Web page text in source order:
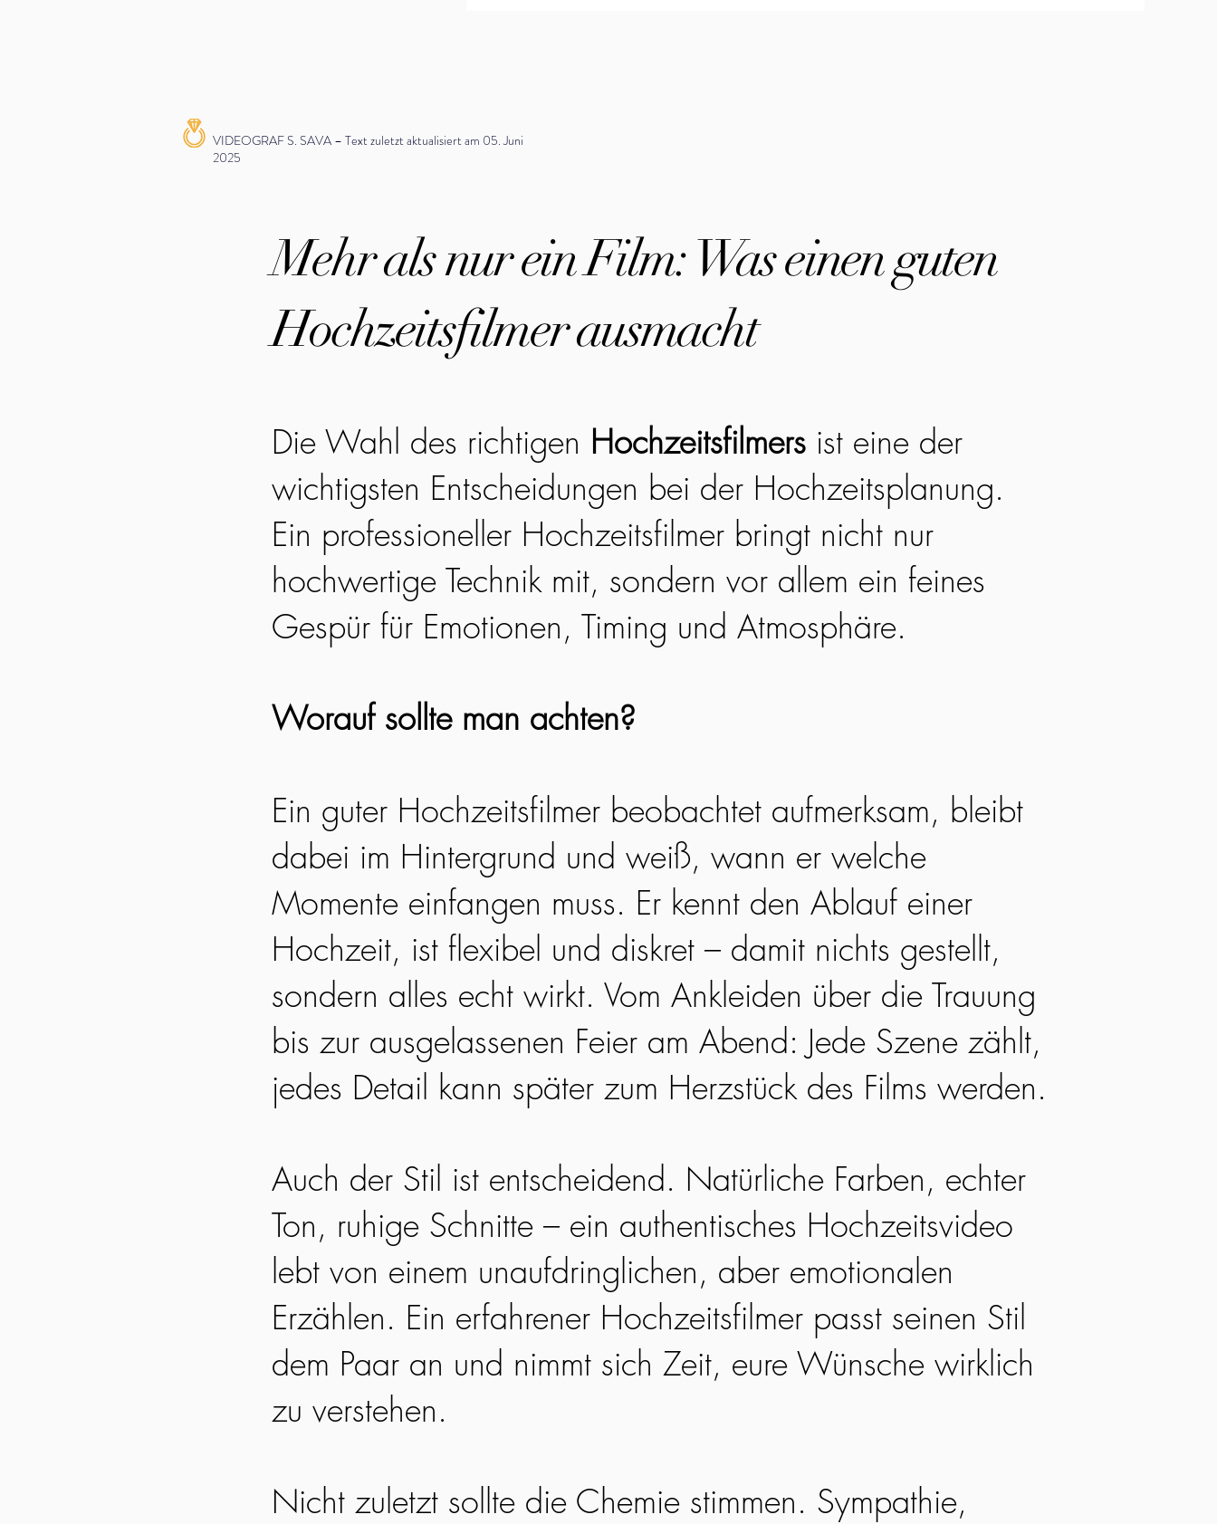
VIDEOGRAF S. SAVA – Text zuletzt aktualisiert am 05. Juni
2025
Mehr als nur ein Film: Was einen guten
Hochzeitsfilmer ausmacht
Die Wahl des richtigen Hochzeitsfilmers ist eine der
wichtigsten Entscheidungen bei der Hochzeitsplanung.
Ein professioneller Hochzeitsfilmer bringt nicht nur
hochwertige Technik mit, sondern vor allem ein feines
Gespür für Emotionen, Timing und Atmosphäre.
Worauf sollte man achten?
Ein guter Hochzeitsfilmer beobachtet aufmerksam, bleibt
dabei im Hintergrund und weiß, wann er welche
Momente einfangen muss. Er kennt den Ablauf einer
Hochzeit, ist flexibel und diskret – damit nichts gestellt,
sondern alles echt wirkt. Vom Ankleiden über die Trauung
bis zur ausgelassenen Feier am Abend: Jede Szene zählt,
jedes Detail kann später zum Herzstück des Films werden.
Auch der Stil ist entscheidend. Natürliche Farben, echter
Ton, ruhige Schnitte – ein authentisches Hochzeitsvideo
lebt von einem unaufdringlichen, aber emotionalen
Erzählen. Ein erfahrener Hochzeitsfilmer passt seinen Stil
dem Paar an und nimmt sich Zeit, eure Wünsche wirklich
zu verstehen.
Nicht zuletzt sollte die Chemie stimmen. Sympathie,